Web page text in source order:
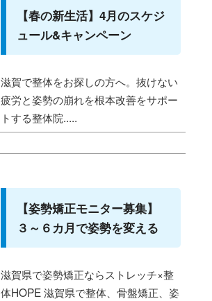
【春の新生活】4月のスケジ
ュール&キャンペーン
滋賀で整体をお探しの方へ。抜けない
疲労と姿勢の崩れを根本改善をサポー
トする整体院.....
【姿勢矯正モニター募集】
３～６カ月で姿勢を変える
滋賀県で姿勢矯正ならストレッチ×整
体HOPE 滋賀県で整体、骨盤矯正、姿